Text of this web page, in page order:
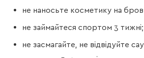
не наносьте косметику на
не займайтеся спортом 3 тижні;
не засмагайте, не відвідуйте